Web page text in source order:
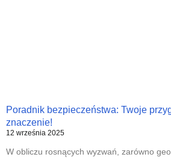
Poradnik bezpieczeństwa: Twoje
znaczenie!
12 września 2025
W obliczu rosnących wyzwań, zarówno